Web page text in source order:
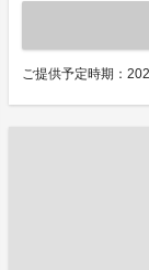
ご提供予定時期：